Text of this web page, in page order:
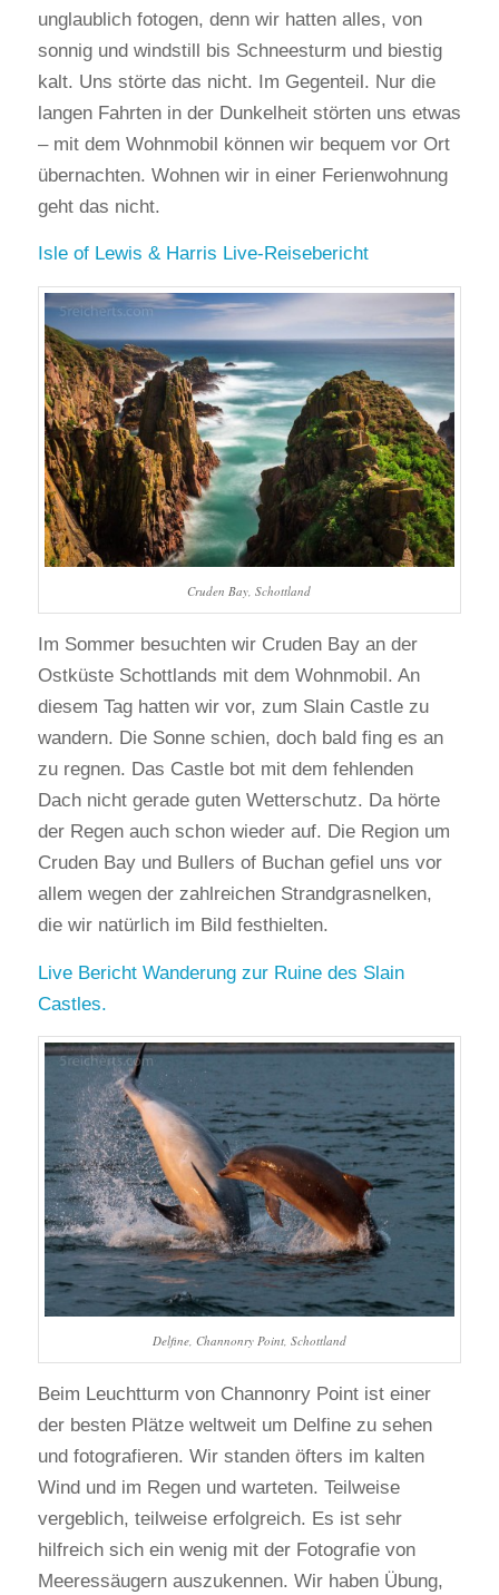
unglaublich fotogen, denn wir hatten alles, von
sonnig und windstill bis Schneesturm und biestig
kalt. Uns störte das nicht. Im Gegenteil. Nur die
langen Fahrten in der Dunkelheit störten uns etwas
– mit dem Wohnmobil können wir bequem vor Ort
übernachten. Wohnen wir in einer Ferienwohnung
geht das nicht.
Isle of Lewis & Harris Live-Reisebericht
Cruden Bay, Schottland
Im Sommer besuchten wir Cruden Bay an der
Ostküste Schottlands mit dem Wohnmobil. An
diesem Tag hatten wir vor, zum Slain Castle zu
wandern. Die Sonne schien, doch bald fing es an
zu regnen. Das Castle bot mit dem fehlenden
Dach nicht gerade guten Wetterschutz. Da hörte
der Regen auch schon wieder auf. Die Region um
Cruden Bay und Bullers of Buchan gefiel uns vor
allem wegen der zahlreichen Strandgrasnelken,
die wir natürlich im Bild festhielten.
Live Bericht Wanderung zur Ruine des Slain
Castles.
Delfine, Channonry Point, Schottland
Beim Leuchtturm von Channonry Point ist einer
der besten Plätze weltweit um Delfine zu sehen
und fotografieren. Wir standen öfters im kalten
Wind und im Regen und warteten. Teilweise
vergeblich, teilweise erfolgreich. Es ist sehr
hilfreich sich ein wenig mit der Fotografie von
Meeressäugern auszukennen. Wir haben Übung,